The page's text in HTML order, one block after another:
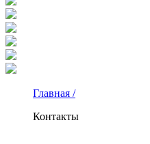
Главная /
Контакты